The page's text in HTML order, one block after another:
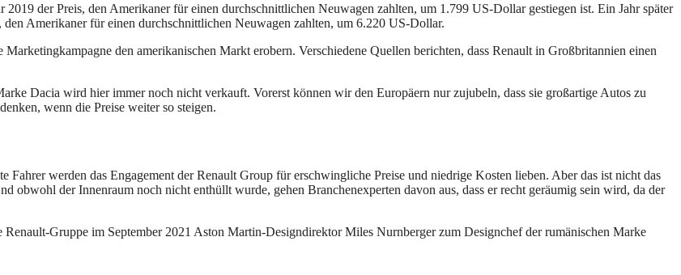
der Preis, den Amerikaner für einen durchschnittlichen Neuwagen zahlten, um 1.799 US-Dollar gestiegen ist. Ein Jahr später
Amerikaner für einen durchschnittlichen Neuwagen zahlten, um 6.220 US-Dollar.
den amerikanischen Markt erobern. Verschiedene Quellen berichten, dass Renault in Großbritannien einen
Dacia wird hier immer noch nicht verkauft. Vorerst können wir den Europäern nur zujubeln, dass sie großartige Autos zu
wenn die Preise weiter so steigen.
werden das Engagement der Renault Group für erschwingliche Preise und niedrige Kosten lieben. Aber das ist nicht das
obwohl der Innenraum noch nicht enthüllt wurde, gehen Branchenexperten davon aus, dass er recht geräumig sein wird, da der
Renault-Gruppe im September 2021 Aston Martin-Designdirektor Miles Nurnberger zum Designchef der rumänischen Marke